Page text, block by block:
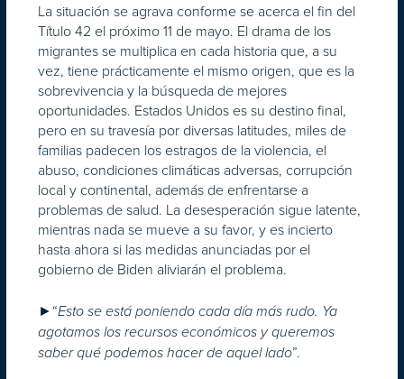
La situación se agrava conforme se acerca el fin del
Título 42 el próximo 11 de mayo. El drama de los
migrantes se multiplica en cada historia que, a su
vez, tiene prácticamente el mismo origen, que es la
sobrevivencia y la búsqueda de mejores
oportunidades. Estados Unidos es su destino final,
pero en su travesía por diversas latitudes, miles de
familias padecen los estragos de la violencia, el
abuso, condiciones climáticas adversas, corrupción
local y continental, además de enfrentarse a
problemas de salud. La desesperación sigue latente,
mientras nada se mueve a su favor, y es incierto
hasta ahora si las medidas anunciadas por el
gobierno de Biden aliviarán el problema.
►“Esto se está poniendo cada día más rudo. Ya
agotamos los recursos económicos y queremos
saber qué podemos hacer de aquel lado”.